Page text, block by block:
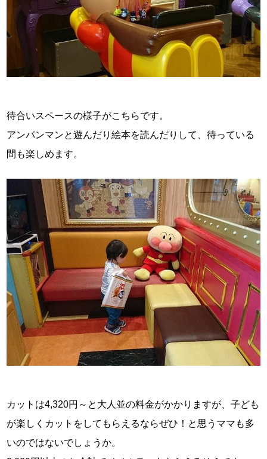
待合いスペースの様子がこちらです。
アンパンマンと遊んだり絵本を読んだりして、待っている
間も楽しめます。
カットは4,320円～と大人並の料金がかかりますが、子ども
が楽しくカットをしてもらえるならぜひ！と思うママも多
いのではないでしょうか。